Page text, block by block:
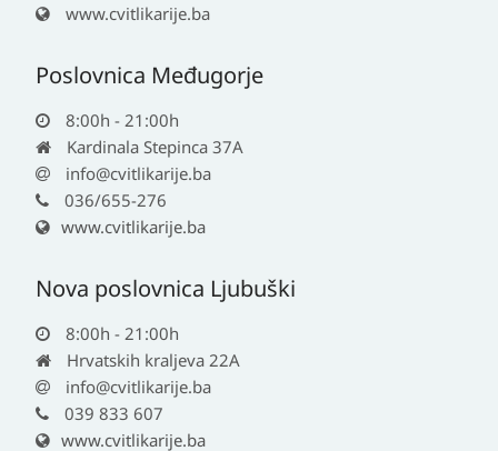
www.cvitlikarije.ba
Poslovnica Međugorje
8:00h - 21:00h
Kardinala Stepinca 37A
info@cvitlikarije.ba
036/655-276
www.cvitlikarije.ba
Nova poslovnica Ljubuški
8:00h - 21:00h
Hrvatskih kraljeva 22A
info@cvitlikarije.ba
039 833 607
www.cvitlikarije.ba